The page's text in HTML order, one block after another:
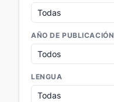
AÑO DE PUBLICACIÓN
LENGUA